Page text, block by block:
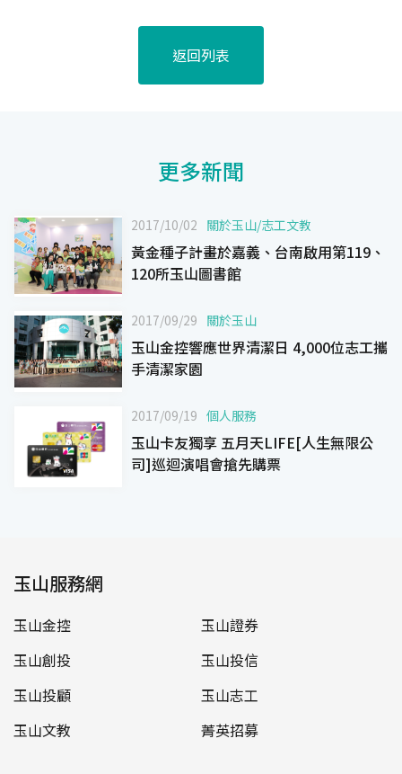
返回列表
更多新聞
2017/10/02 關於玉山/志工文教
黃金種子計畫於嘉義、台南啟用第119、
120所玉山圖書館
2017/09/29 關於玉山
玉山金控響應世界清潔日 4,000位志工攜
手清潔家園
2017/09/19 個人服務
玉山卡友獨享 五月天LIFE[人生無限公
司]巡迴演唱會搶先購票
玉山服務網
玉山金控
玉山證券
玉山創投
玉山投信
玉山投顧
玉山志工
玉山文教
菁英招募